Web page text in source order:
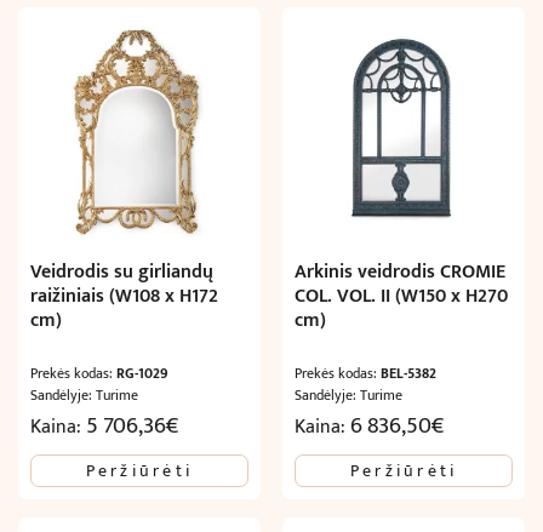
Veidrodis su girliandų
raižiniais (W108 x H172
cm)
Prekės kodas: RG-1029
Sandėlyje: Turime
Kaina: 5 706,36€
Peržiūrėti
Arkinis veidrodis CROMIE
COL. VOL. II (W150 x H270
cm)
Prekės kodas:BEL-5382
Sandėlyje: Turime
Kaina:6 836,50€
Peržiūrėti